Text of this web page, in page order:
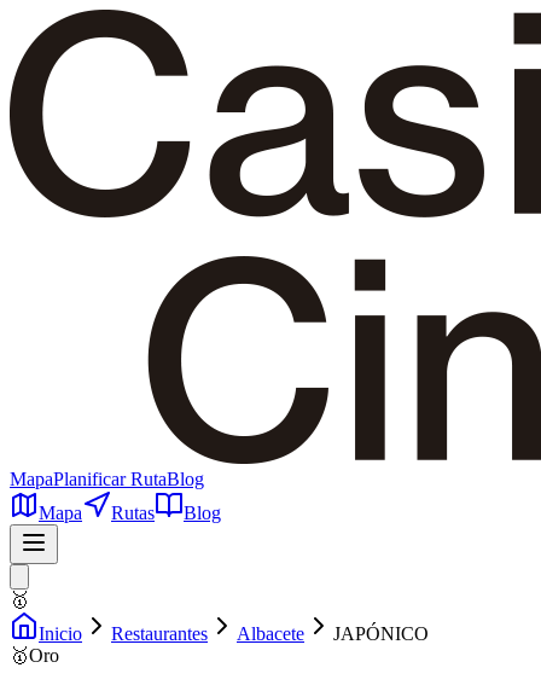
MapaPlanificar RutaBlog
Mapa
Rutas Blog
🥇
Inicio
Restaurantes Albacete
JAPÓNICO
🥇Oro